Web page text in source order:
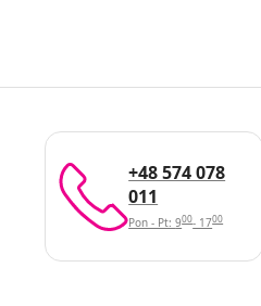
+48 574 078
011
Pon - Pt: 900- 1700